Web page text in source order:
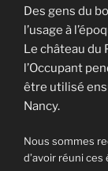
Des gens du
l’usage à
Le château du
l’Occupant
être utilisé
Nancy.
Nous sommes
d’avoir réuni